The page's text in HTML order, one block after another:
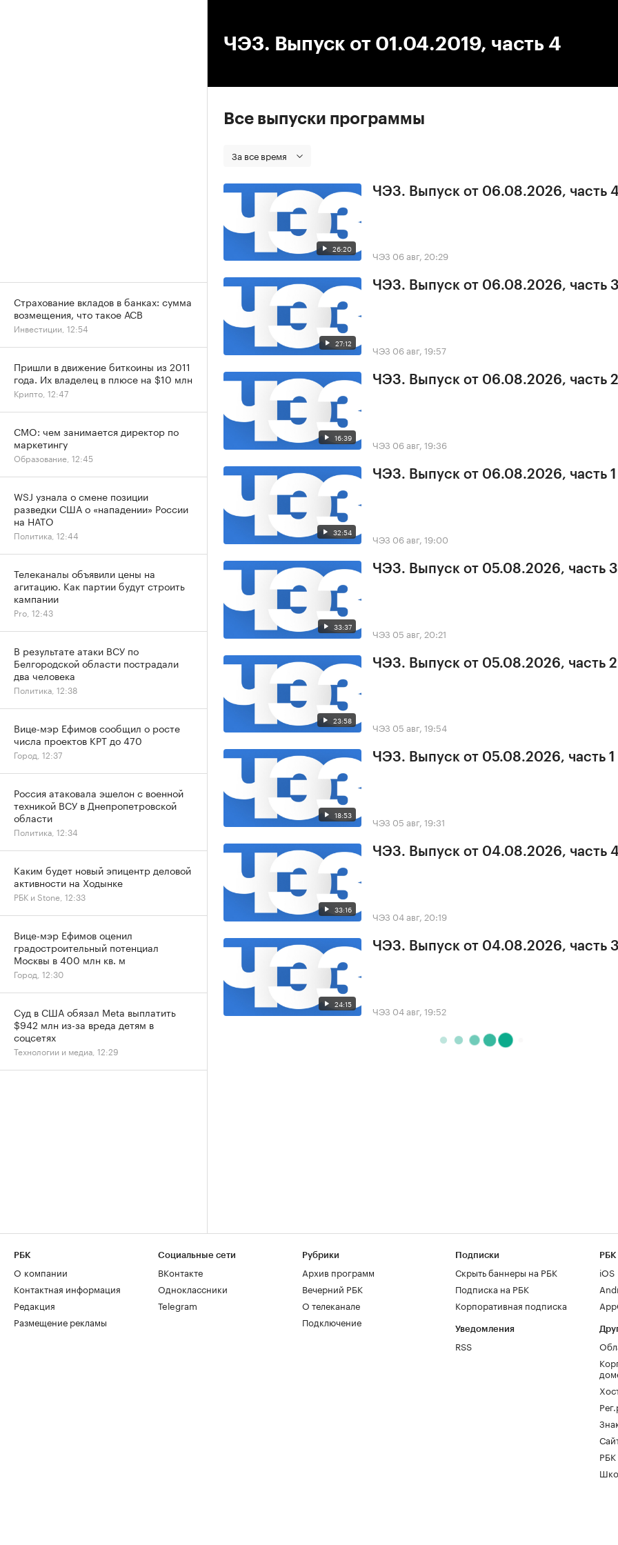
ЧЭЗ. Выпуск от 01.04.2019, часть 4
Все выпуски программы
За все время
26:20
ЧЭЗ. Выпуск от 06.08.2026, часть
ЧЭЗ 06 авг, 20:29
27:12
ЧЭЗ. Выпуск от 06.08.2026, часть
ЧЭЗ 06 авг, 19:57
16:39
ЧЭЗ. Выпуск от 06.08.2026, часть 2
ЧЭЗ 06 авг, 19:36
32:54
ЧЭЗ. Выпуск от 06.08.2026, часть 1
ЧЭЗ 06 авг, 19:00
33:37
ЧЭЗ. Выпуск от 05.08.2026, часть 3
ЧЭЗ 05 авг, 20:21
23:58
ЧЭЗ. Выпуск от 05.08.2026, часть 2
ЧЭЗ 05 авг, 19:54
18:53
ЧЭЗ. Выпуск от 05.08.2026, часть 1
ЧЭЗ 05 авг, 19:31
33:16
ЧЭЗ. Выпуск от 04.08.2026, часть
ЧЭЗ 04 авг, 20:19
24:15
ЧЭЗ. Выпуск от 04.08.2026, часть
ЧЭЗ 04 авг, 19:52
Страхование вкладов в банках: сумма
возмещения, что такое АСВ
Инвестиции, 12:54
Пришли в движение биткоины из 2011
года. Их владелец в плюсе на $10 млн
Крипто, 12:47
CMO: чем занимается директор по
маркетингу
Образование, 12:45
WSJ узнала о смене позиции
разведки США о «нападении» России
на НАТО
Политика, 12:44
Телеканалы объявили цены на
агитацию. Как партии будут строить
кампании
Pro, 12:43
В результате атаки ВСУ по
Белгородской области пострадали
два человека
Политика, 12:38
Вице-мэр Ефимов сообщил о росте
числа проектов КРТ до 470
Город, 12:37
Россия атаковала эшелон с военной
техникой ВСУ в Днепропетровской
области
Политика, 12:34
Каким будет новый эпицентр деловой
активности на Ходынке
РБК и Stone, 12:33
Вице-мэр Ефимов оценил
градостроительный потенциал
Москвы в 400 млн кв. м
Город, 12:30
Суд в США обязал Meta выплатить
$942 млн из-за вреда детям в
соцсетях
Технологии и медиа, 12:29
РБК
О компании
Контактная информация
Редакция
Размещение рекламы
Социальные сети
ВКонтакте
Одноклассники
Telegram
Рубрики
Архив программ
Вечерний РБК
О телеканале
Подключение
Подписки
Скрыть баннеры на РБК
Подписка на РБК
Корпоративная подписка
Уведомления
RSS
РБК
iOS